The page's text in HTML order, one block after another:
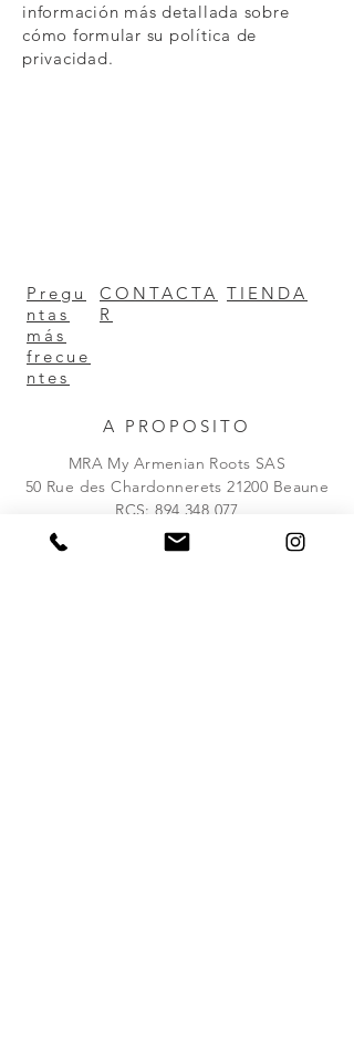
información más detallada sobre
cómo formular su política de
privacidad.
Pregu
ntas
más
frecue
ntes
CONTACTA
R
TIENDA
A PROPOSITO
MRA My Armenian Roots SAS
50 Rue des Chardonnerets 21200 Beaune
RCS:894 348 077
BOLETIN INFORMATIVO